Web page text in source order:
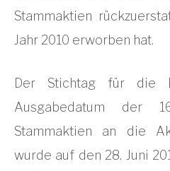
Stammaktien
Jahr 2010 erworben hat.
Der Stichtag für die
Ausgabedatum der
Stammaktien an die
wurde auf den 28. Juni